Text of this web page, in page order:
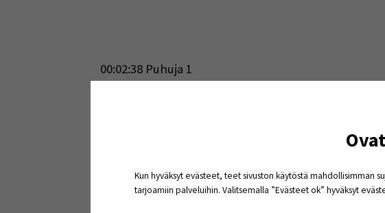
Kun hyväksyt evästeet, teet sivuston käytöstä mahdollisimman
tarjoamiin palveluihin. Valitsemalla ”Evästeet ok” hyväksyt
00:02:38 Puhuja 1